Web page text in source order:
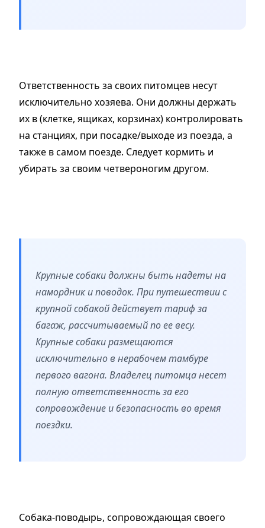
Ответственность за своих питомцев несут
исключительно хозяева. Они должны держать
их в (клетке, ящиках, корзинах) контролировать
на станциях, при посадке/выходе из поезда, а
также в самом поезде. Следует кормить и
убирать за своим четвероногим другом.
Крупные собаки должны быть надеты на
намордник и поводок. При путешествии с
крупной собакой действует тариф за
багаж, рассчитываемый по ее весу.
Крупные собаки размещаются
исключительно в нерабочем тамбуре
первого вагона. Владелец питомца несет
полную ответственность за его
сопровождение и безопасность во время
поездки.
Собака-поводырь, сопровождающая своего